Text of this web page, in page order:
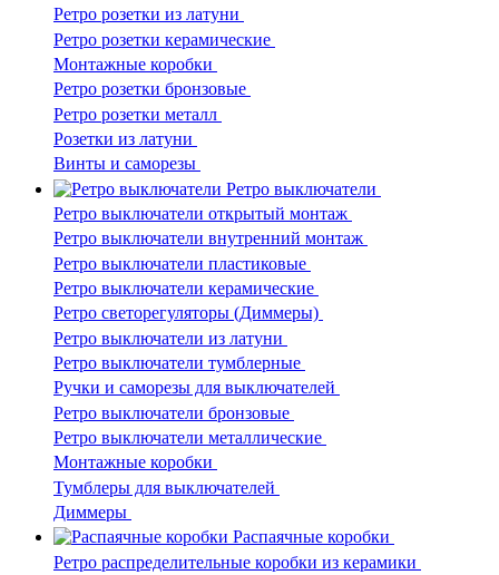
Ретро розетки из латуни
Ретро розетки керамические
Монтажные коробки
Ретро розетки бронзовые
Ретро розетки металл
Розетки из латуни
Винты и саморезы
Ретро выключатели
Ретро выключатели открытый монтаж
Ретро выключатели внутренний монтаж
Ретро выключатели пластиковые
Ретро выключатели керамические
Ретро светорегуляторы (Диммеры)
Ретро выключатели из латуни
Ретро выключатели тумблерные
Ручки и саморезы для выключателей
Ретро выключатели бронзовые
Ретро выключатели металлические
Монтажные коробки
Тумблеры для выключателей
Диммеры
Распаячные коробки
Ретро распределительные коробки из керамики